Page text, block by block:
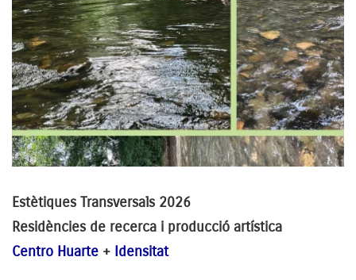
Estètiques Transversals 2026
Residències de recerca i producció artística
Centro Huarte + Idensitat